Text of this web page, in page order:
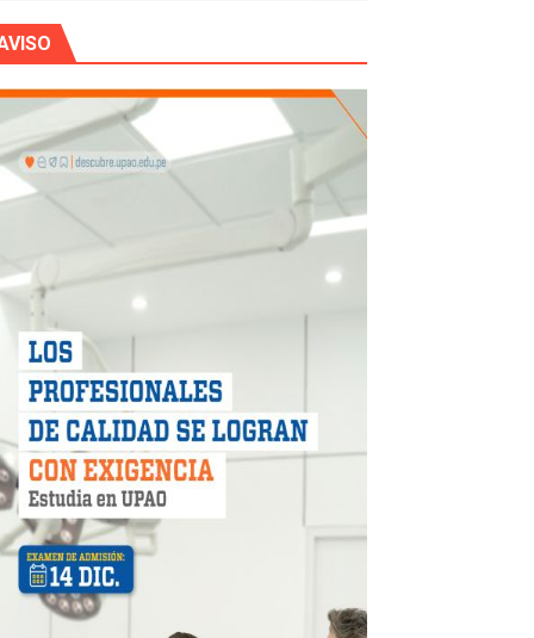
CIUDADANÍA A REPORTARLOS
EN EL SORTEO DE HIDRANDINA
de S/180,000 en premios
en primer semestre de 2026
móvil en el primer semestre de 2026
DE LA LIBERTAD"
CON ENERGÍA” DE HIDRANDINA
de paga mientras no estés en casa
DE FLORENCIA DE MORA
MÍNIMAS DE SEGURIDAD